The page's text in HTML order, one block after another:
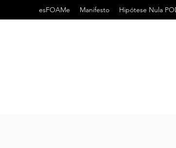
esFOAMe Manifesto Hipótese Nula